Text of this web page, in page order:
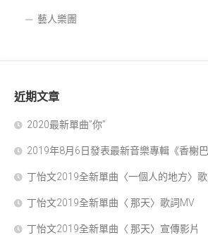
藝人樂團
近期文章
2020最新單曲”你”
2019年8月6日發表最新音樂專輯《香榭巴
丁怡文2019全新單曲〈一個人的地方〉
丁怡文2019全新單曲〈 那天〉歌詞MV
丁怡文2019全新單曲〈 那天〉宣傳影片